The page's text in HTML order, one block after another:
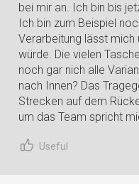
bei mir an. Ich bin bis
Ich bin zum Beispiel
Verarbeitung lässt mich
würde. Die vielen
noch gar nich alle
nach Innen? Das
Strecken auf dem
um das Team spricht
Useful